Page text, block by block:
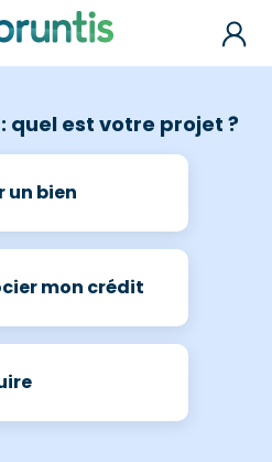
quel est votre projet ?
un bien
mon crédit